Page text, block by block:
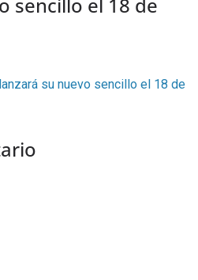
su nuevo sencillo el 18 de